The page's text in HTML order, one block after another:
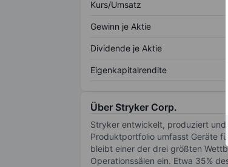
Kurs/Umsatz
Gewinn je Aktie
Dividende je Aktie
Eigenkapitalrendite
Über Stryker Corp.
Stryker entwickelt, produziert und
Produktportfolio umfasst Geräte
bleibt einer der drei größten
Operationssälen ein. Etwa 35%